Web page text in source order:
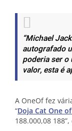
“Michael
autografado
poderia ser o
valor, esta é
A OneOf fez
“Doja Cat One
188.000,08